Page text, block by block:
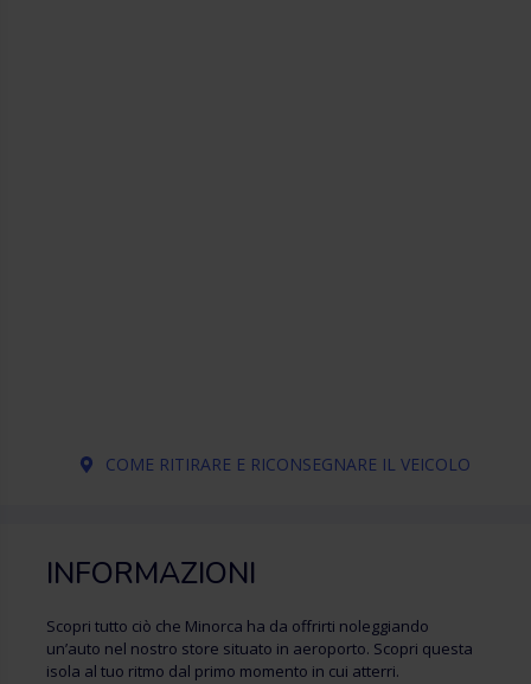
COME RITIRARE E RICONSEGNARE IL VEICOLO
INFORMAZIONI
Scopri tutto ciò che Minorca ha da offrirti noleggiando
un’auto nel nostro store situato in aeroporto. Scopri questa
isola al tuo ritmo dal primo momento in cui atterri.